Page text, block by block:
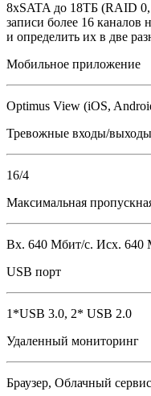
8хSATA до 18ТБ (RAID
записи более 16 каналов
и определить их в две
Мобильное приложение
Optimus View (iOS,
Тревожные входы/выходы
16/4
Максимальная
Вх. 640 Мбит/с. Исх. 640
USB порт
1*USB 3.0, 2* USB 2.0
Удаленный мониторинг
Браузер, Облачный